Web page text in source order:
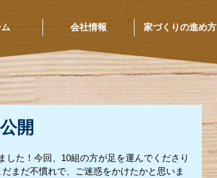
開
た！今回、10組の方が足を運んでくださり
まだ不慣れで、ご迷惑をかけたかと思いま
会社情報 家づくりの進め方